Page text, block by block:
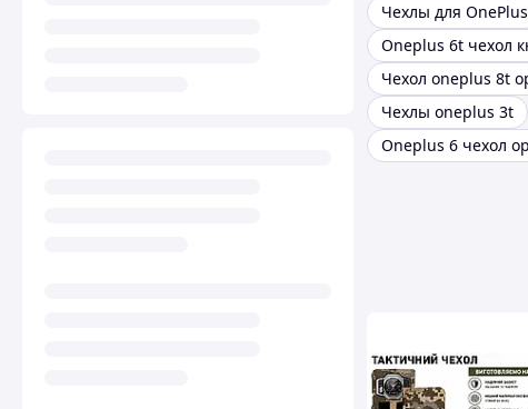
Чехлы для OnePlus
Чехлы oneplus 3t